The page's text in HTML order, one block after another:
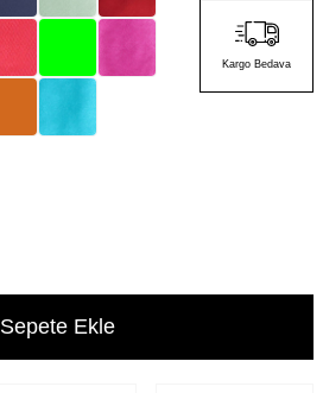
Kargo Bedava
Sepete Ekle